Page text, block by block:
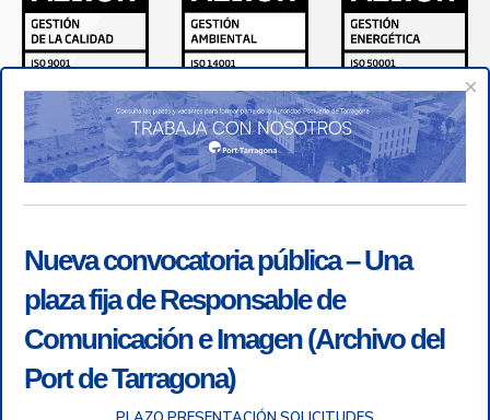
×
Nueva convocatoria pública – Una
plaza fija de Responsable de
Comunicación e Imagen (Archivo del
Port de Tarragona)